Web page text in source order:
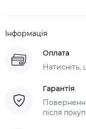
Інформація
Оплата
Натисніть,
Гарантія
після